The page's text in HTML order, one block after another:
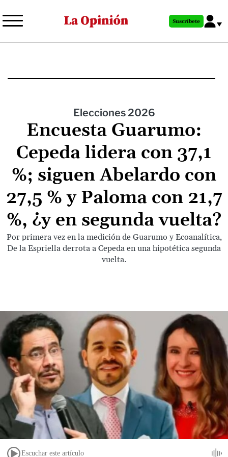
al
principal
Suscríbete
Elecciones 2026
Encuesta Guarumo:
Cepeda lidera con 37,1
%; siguen Abelardo con
27,5 % y Paloma con 21,7
%, ¿y en segunda vuelta?
Por primera vez en la medición de Guarumo y Ecoanalítica,
De la Espriella derrota a Cepeda en una hipotética segunda
vuelta.
Escuchar este artículo